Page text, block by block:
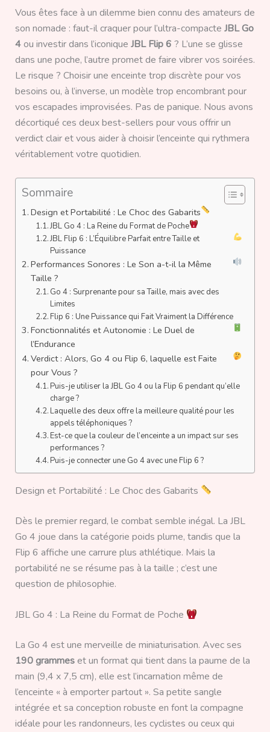
Vous êtes face à un dilemme bien connu des amateurs de
son nomade : faut-il craquer pour l’ultra-compacte JBL Go
4ou investir dans l’iconique JBL Flip 6 ? L’une se glisse
dans une poche, l’autre promet de faire vibrer vos soirées.
Le risque ? Choisir une enceinte trop discrète pour vos
besoins ou, à l’inverse, un modèle trop encombrant pour
vos escapades improvisées. Pas de panique. Nous avons
décortiqué ces deux best-sellers pour vous offrir un
verdict clair et vous aider à choisir l’enceinte qui rythmera
véritablement votre quotidien.
Sommaire
Design et Portabilité : Le Choc des Gabarits
JBL Go 4 : La Reine du Format de Poche
JBL Flip 6 : L’Équilibre Parfait entre Taille et
Puissance
Performances Sonores : Le Son a-t-il la Même
Taille ?
Go 4 : Surprenante pour sa Taille, mais avec des
Limites
Flip 6 : Une Puissance qui Fait Vraiment la Différence
Fonctionnalités et Autonomie : Le Duel de
l’Endurance
Verdict : Alors, Go 4 ou Flip 6, laquelle est Faite
pour Vous ?
Puis-je utiliser la JBL Go 4 ou la Flip 6 pendant qu’elle
charge ?
Laquelle des deux offre la meilleure qualité pour les
appels téléphoniques ?
Est-ce que la couleur de l’enceinte a un impact sur ses
performances ?
Puis-je connecter une Go 4 avec une Flip 6 ?
Design et Portabilité : Le Choc des Gabarits
Dès le premier regard, le combat semble inégal. La JBL
Go 4 joue dans la catégorie poids plume, tandis que la
Flip 6 affiche une carrure plus athlétique. Mais la
portabilité ne se résume pas à la taille ; c’est une
question de philosophie.
JBL Go 4 : La Reine du Format de Poche
La Go 4 est une merveille de miniaturisation. Avec ses
190 grammeset un format qui tient dans la paume de la
main (9,4 x 7,5 cm), elle est l’incarnation même de
l’enceinte « à emporter partout ». Sa petite sangle
intégrée et sa conception robuste en font la compagne
idéale pour les randonneurs, les cyclistes ou ceux qui